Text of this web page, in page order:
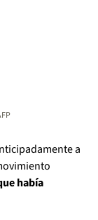
a
había